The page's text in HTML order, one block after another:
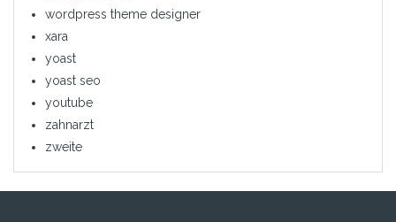
wordpress theme designer
xara
yoast
yoast seo
youtube
zahnarzt
zweite